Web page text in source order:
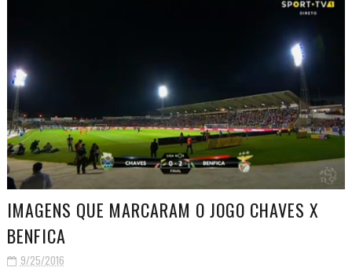
IMAGENS QUE MARCARAM O JOGO CHAVES X
BENFICA
9/25/2016